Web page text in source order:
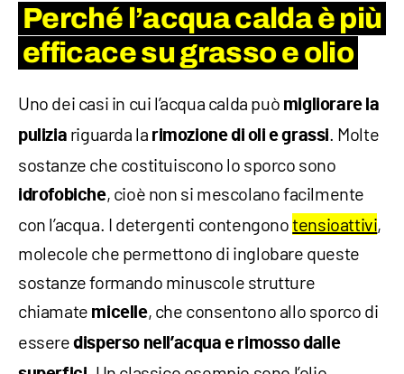
Perché l’acqua calda è più
efficace su grasso e olio
Uno dei casi in cui l’acqua calda può migliorare la
pulizia riguarda la rimozione di oli e grassi. Molte
sostanze che costituiscono lo sporco sono
idrofobiche, cioè non si mescolano facilmente
con l’acqua. I detergenti contengonotensioattivi,
molecole che permettono di inglobare queste
sostanze formando minuscole strutture
chiamate micelle, che consentono allo sporco di
esseredisperso nell’acqua e rimosso dalle